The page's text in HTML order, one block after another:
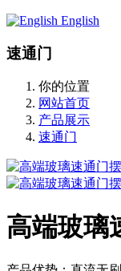
English
速通门
你的位置
网站首页
产品展示
速通门
高端玻璃